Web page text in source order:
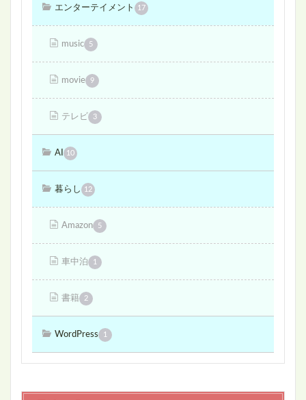
エンターテイメント 17
music 5
movie 9
テレビ 3
AI 10
暮らし 12
Amazon 5
車中泊 1
書籍 2
WordPress 1